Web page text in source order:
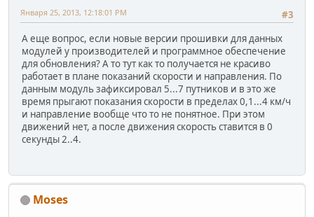
#3
Января 25, 2013, 12:18:01 PM
А еще вопрос, если новые версии прошивки для данных
модулей у производителей и программное обеспечение
для обновления? А то тут как то получается не красиво
работает в плане показаний скорости и направления. По
данным модуль зафиксировал 5...7 путников и в это же
время прыгают показания скорости в пределах 0,1...4 км/ч
и направление вообще что то не понятное. При этом
движений нет, а после движения скорость ставится в 0
секунды 2..4.
Moses